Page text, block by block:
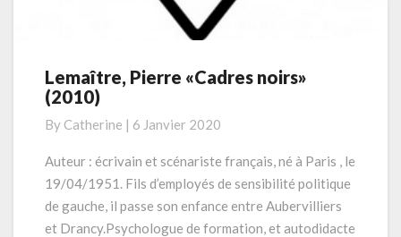
Lemaître,
Pierre
noirs»
(2010)
Lemaître, Pierre «Cadres noirs»
(2010)
By Catherine | 6 Janvier 2020
Auteur : écrivain et scénariste français, né à Paris , le
19/04/1951. Fils d’employés de sensibilité politique
de gauche, il passe son enfance entre Aubervilliers
et Drancy.Psychologue de formation, et autodidacte